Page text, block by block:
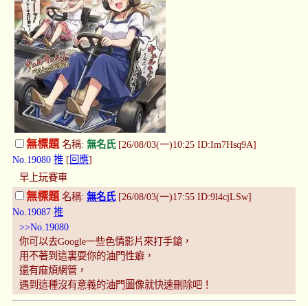
無標題名稱: 無名氏[26/08/03(一)10:25 ID:Im7Hsq9A]
No.19080 推 [ 回應]
早上玩賽車
無標題名稱: 無名氏[26/08/03(一)17:55 ID:9l4cjLSw]
No.19087 推
>>No.19080
你可以去Google一些色情影片來打手鎗，
用不著到這裏耍你的油門性癖，
還有麻煩網管，
遇到這種沒有意義的油門圖像就快速刪除吧！